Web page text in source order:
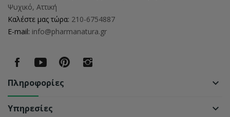
Ψυχικό, Αττική
Καλέστε μας τώρα: 210-6754887
E-mail: info@pharmanatura.gr
Πληροφορίες keyboard_arrow_down
Υπηρεσίες keyboard_arrow_down